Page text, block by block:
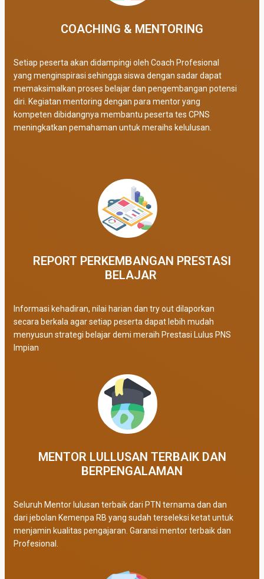
COACHING & MENTORING
Setiap peserta akan didampingi oleh Coach Profesional
yang menginspirasi sehingga siswa dengan sadar dapat
memaksimalkan proses belajar dan pengembangan potensi
diri. Kegiatan mentoring dengan para mentor yang
kompeten dibidangnya membantu peserta tes CPNS
meningkatkan pemahaman untuk meraihs kelulusan.
REPORT PERKEMBANGAN PRESTASI
BELAJAR ​
Informasi kehadiran, nilai harian dan try out dilaporkan
secara berkala agar setiap peserta dapat lebih mudah
menyusun strategi belajar demi meraih Prestasi Lulus PNS
Impian
MENTOR LULLUSAN TERBAIK DAN
BERPENGALAMAN
Seluruh Mentor lulusan terbaik dari PTN ternama dan dan
dari jebolan Kemenpa RB yang sudah terseleksi ketat untuk
menjamin kualitas pengajaran. Garansi mentor terbaik dan
Profesional.